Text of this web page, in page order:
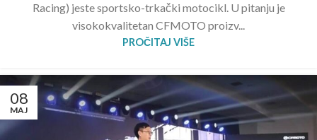
Racing) jeste sportsko-trkački motocikl. U pitanju je
visokokvalitetan CFMOTO proizv...
PROČITAJ VIŠE
08
MAJ